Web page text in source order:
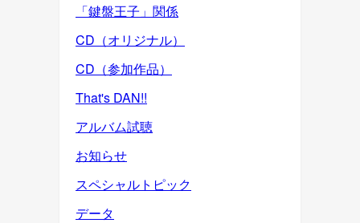
「鍵盤王子」関係
CD（オリジナル）
CD（参加作品）
That's DAN!!
アルバム試聴
お知らせ
スペシャルトピック
データ